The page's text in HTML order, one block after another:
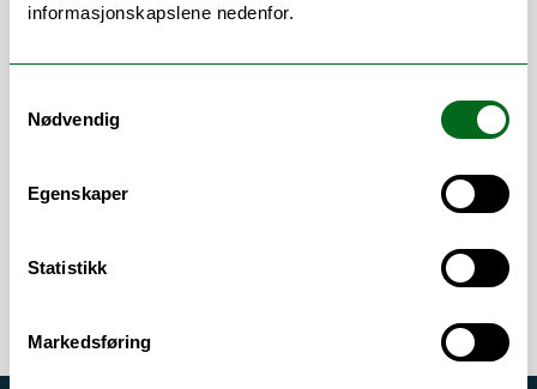
informasjonskapslene nedenfor.
Nødvendig
Egenskaper
Statistikk
Markedsføring
Stillingsbeskrivelse
Testing av leveranser